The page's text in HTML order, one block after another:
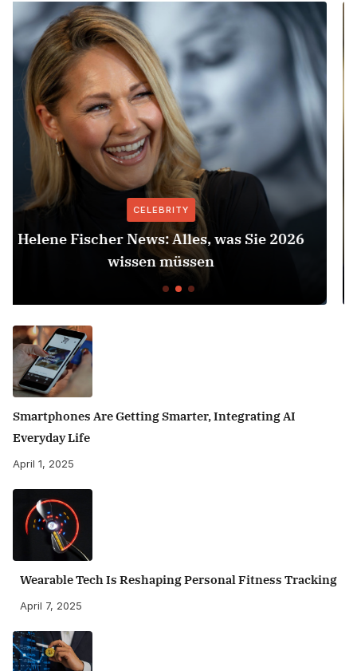
CELEBRITY
Herbert Grönemeyer Zeit Dass Sich Was
Dreht
Smartphones Are Getting Smarter, Integrating AI
Everyday Life
April 1, 2025
Wearable Tech Is Reshaping Personal Fitness Tracking
April 7, 2025